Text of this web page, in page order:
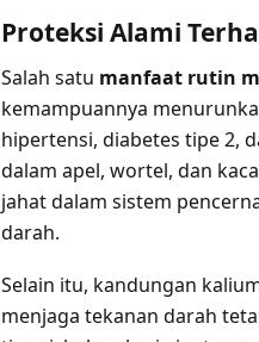
Proteksi Alami
Salah satu manfaat rutin
kemampuannya
hipertensi, diabetes tipe 2,
dalam apel, wortel, dan
jahat dalam sistem
darah.
Selain itu, kandungan
menjaga tekanan darah